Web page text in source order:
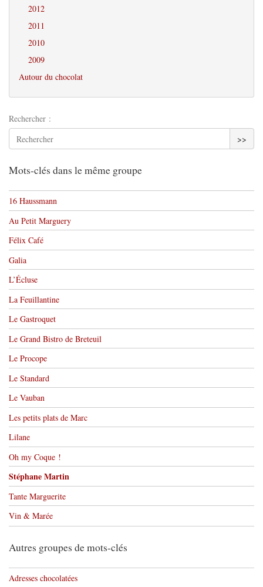
2012
2011
2010
2009
Autour du chocolat
Rechercher :
>>
Mots-clés dans le même groupe
16 Haussmann
Au Petit Marguery
Félix Café
Galia
L’Écluse
La Feuillantine
Le Gastroquet
Le Grand Bistro de Breteuil
Le Procope
Le Standard
Le Vauban
Les petits plats de Marc
Lilane
Oh my Coque !
Stéphane Martin
Tante Marguerite
Vin & Marée
Autres groupes de mots-clés
Adresses chocolatées